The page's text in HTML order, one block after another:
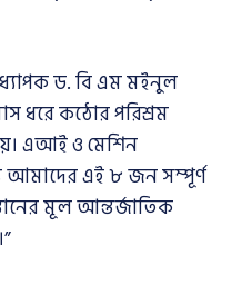
ড. বি এম মইনুল
ধরে কঠোর পরিশ্রম
এআই ও মেশিন
আমাদের এই ৮ জন সম্পূর্ণ
মূল আন্তর্জাতিক